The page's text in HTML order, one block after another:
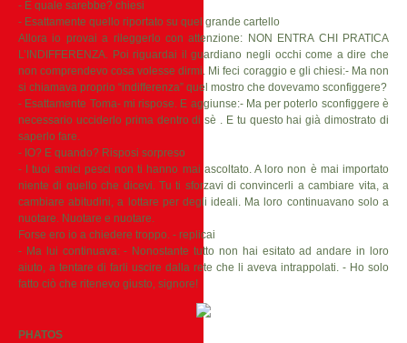
- E quale sarebbe? chiesi
- Esattamente quello riportato su quel grande cartello
Allora io provai a rileggerlo con attenzione: NON ENTRA CHI PRATICA
L’INDIFFERENZA. Poi riguardai il guardiano negli occhi come a dire che
non comprendevo cosa volesse dirmi. Mi feci coraggio e gli chiesi:- Ma non
si chiamava proprio “indifferenza” quel mostro che dovevamo sconfiggere?
- Esattamente Toma- mi rispose. E aggiunse:- Ma per poterlo sconfiggere è
necessario ucciderlo prima dentro di sè . E tu questo hai già dimostrato di
saperlo fare.
- IO? E quando? Risposi sorpreso
- I tuoi amici pesci non ti hanno mai ascoltato. A loro non è mai importato
niente di quello che dicevi. Tu ti sforzavi di convincerli a cambiare vita, a
cambiare abitudini, a lottare per degli ideali. Ma loro continuavano solo a
nuotare. Nuotare e nuotare.
Forse ero io a chiedere troppo. - replicai
- Ma lui continuava: - Nonostante tutto non hai esitato ad andare in loro
aiuto, a tentare di farli uscire dalla rete che li aveva intrappolati. - Ho solo
fatto ciò che ritenevo giusto, signore!
PHATOS